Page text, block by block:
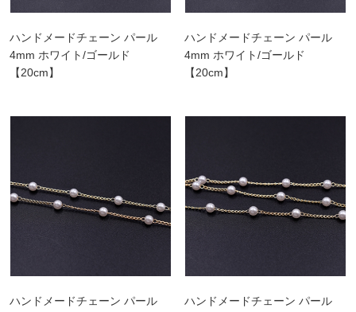
ハンドメードチェーン パール
4mm ホワイト/ゴールド
【20cm】
ハンドメードチェーン パール
4mm ホワイト/ゴールド
【20cm】
ハンドメードチェーン パール ハンドメードチェーン パール